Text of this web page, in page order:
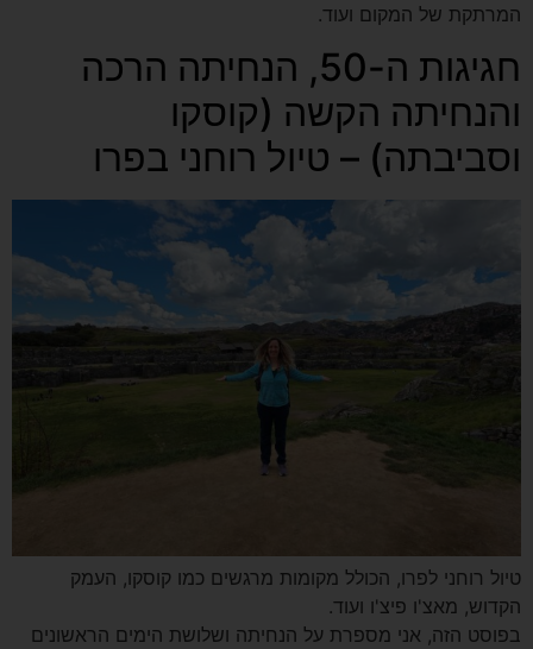
המרתקת של המקום ועוד.
חגיגות ה-50, הנחיתה הרכה
והנחיתה הקשה (קוסקו
וסביבתה) – טיול רוחני בפרו
טיול רוחני לפרו, הכולל מקומות מרגשים כמו קוסקו, העמק
הקדוש, מאצ'ו פיצ'ו ועוד.
בפוסט הזה, אני מספרת על הנחיתה ושלושת הימים הראשונים